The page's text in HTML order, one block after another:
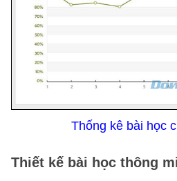
Thống kê bài học
Thiết kế bài học thông